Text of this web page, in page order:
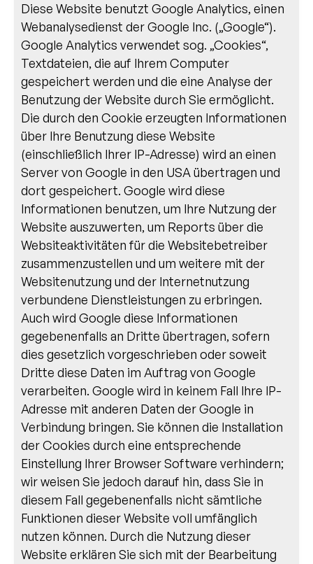
Diese Website benutzt Google Analytics, einen
Webanalysedienst der Google Inc. („Google“).
Google Analytics verwendet sog. „Cookies“,
Textdateien, die auf Ihrem Computer
gespeichert werden und die eine Analyse der
Benutzung der Website durch Sie ermöglicht.
Die durch den Cookie erzeugten Informationen
über Ihre Benutzung diese Website
(einschließlich Ihrer IP-Adresse) wird an einen
Server von Google in den USA übertragen und
dort gespeichert. Google wird diese
Informationen benutzen, um Ihre Nutzung der
Website auszuwerten, um Reports über die
Websiteaktivitäten für die Websitebetreiber
zusammenzustellen und um weitere mit der
Websitenutzung und der Internetnutzung
verbundene Dienstleistungen zu erbringen.
Auch wird Google diese Informationen
gegebenenfalls an Dritte übertragen, sofern
dies gesetzlich vorgeschrieben oder soweit
Dritte diese Daten im Auftrag von Google
verarbeiten. Google wird in keinem Fall Ihre IP-
Adresse mit anderen Daten der Google in
Verbindung bringen. Sie können die Installation
der Cookies durch eine entsprechende
Einstellung Ihrer Browser Software verhindern;
wir weisen Sie jedoch darauf hin, dass Sie in
diesem Fall gegebenenfalls nicht sämtliche
Funktionen dieser Website voll umfänglich
nutzen können. Durch die Nutzung dieser
Website erklären Sie sich mit der Bearbeitung